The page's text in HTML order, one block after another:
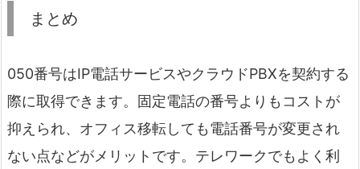
まとめ
050番号はIP電話サービスやクラウドPBXを契約する
際に取得できます。固定電話の番号よりもコストが
抑えられ、オフィス移転しても電話番号が変更され
ない点などがメリットです。テレワークでもよく利